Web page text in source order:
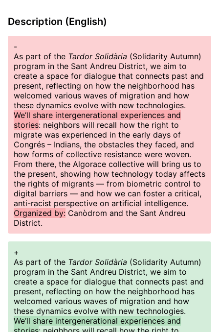
Description (English)
-
As part of the Tardor Solidària (Solidarity Autumn)
program in the Sant Andreu District, we aim to
create a space for dialogue that connects past and
present, reflecting on how the neighborhood has
welcomed various waves of migration and how
these dynamics evolve with new technologies.
We’ll share intergenerational experiences and
stories: neighbors will recall how the right to
migrate was experienced in the early days of
Congrés – Indians, the obstacles they faced, and
how forms of collective resistance were woven.
From there, the Algorace collective will bring us to
the present, showing how technology today affects
the rights of migrants — from biometric control to
digital barriers — and how we can foster a critical,
anti-racist perspective on artificial intelligence.
Organized by: Canòdrom and the Sant Andreu
District.
+
As part of the Tardor Solidària (Solidarity Autumn)
program in the Sant Andreu District, we aim to
create a space for dialogue that connects past and
present, reflecting on how the neighborhood has
welcomed various waves of migration and how
these dynamics evolve with new technologies.
We’ll share intergenerational experiences and